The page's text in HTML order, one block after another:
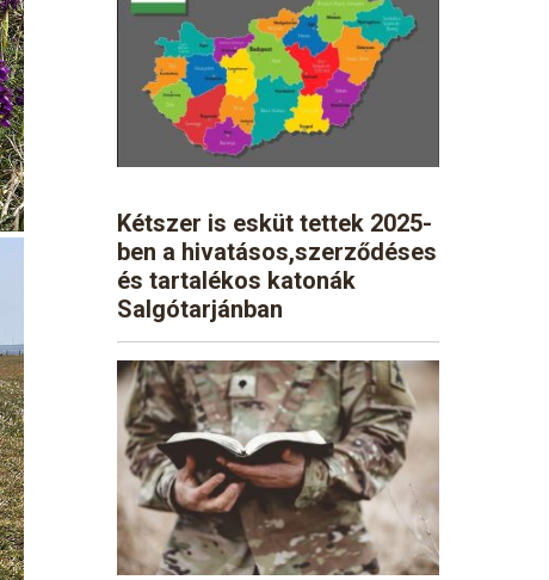
Kétszer is esküt tettek 2025-
ben a hivatásos,szerződéses
és tartalékos katonák
Salgótarjánban